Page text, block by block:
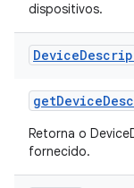
dispositivos.
Device
getDevice
Retorna o
fornecido.